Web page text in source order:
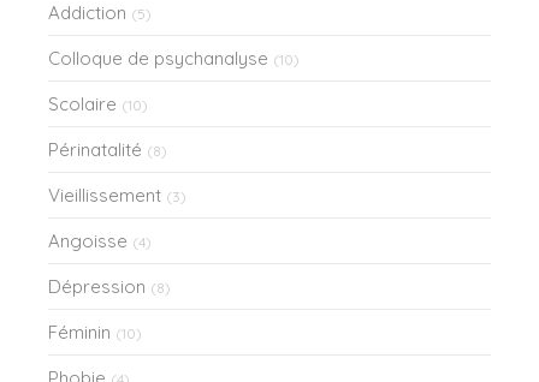
Addiction (5)
Colloque de psychanalyse (10)
Scolaire (10)
Périnatalité (8)
Vieillissement (3)
Angoisse (4)
Dépression (8)
Féminin (10)